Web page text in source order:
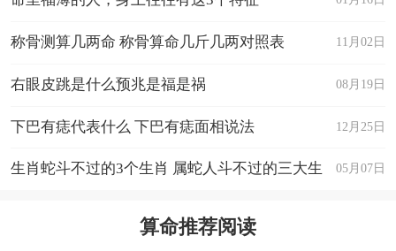
11月02日
称骨测算几两命 称骨算命几斤几两对照表
08月19日
右眼皮跳是什么预兆是福是祸
12月25日
下巴有痣代表什么 下巴有痣面相说法
05月07日
生肖蛇斗不过的3个生肖 属蛇人斗不过的三大生
算命推荐阅读